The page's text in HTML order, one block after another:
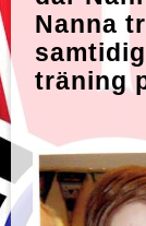
Nanna
träning